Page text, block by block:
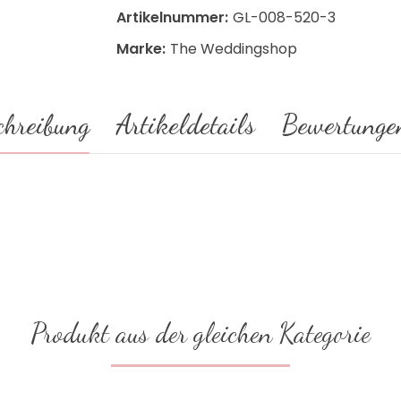
Artikelnummer: GL-008-520-3
Marke: The Weddingshop
Artikeldetails
Produkt aus der gleichen Kategorie